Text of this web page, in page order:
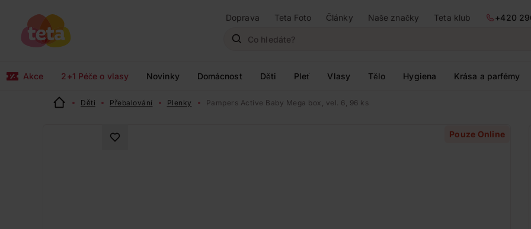
Doprava Teta Foto Články Naše značky Teta klub
+420
Akce 2+1 Péče o vlasy Novinky Domácnost Děti Pleť Vlasy Tělo Hygiena Krása a parfémy
Děti Přebalování Plenky Pampers Active Baby Mega box, vel. 6, 96 ks
Pouze Online